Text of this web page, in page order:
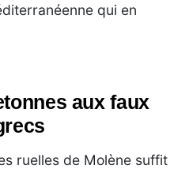
qui en
aux faux
ruelles de Molène suffit